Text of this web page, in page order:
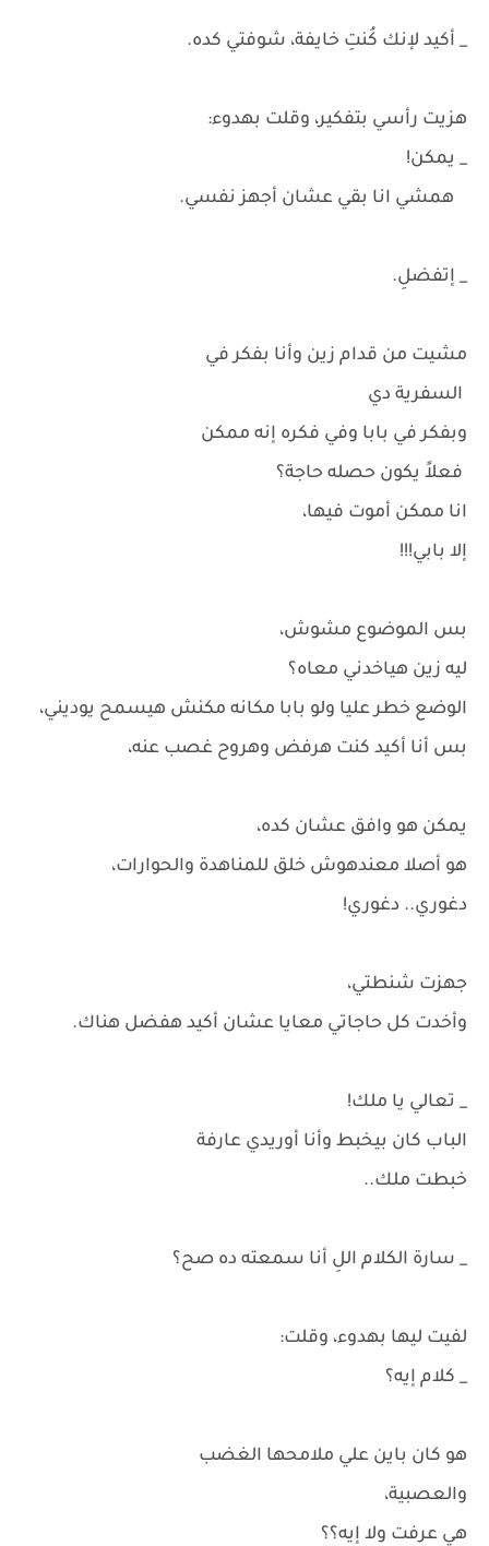
_ أكيد لإنك كُنتِ خايفة، شوفتي كده.
هزيت رأسي بتفكير، وقلت بهدوء:
_ يمكن!
همشي انا بقي عشان أجهز نفسي.
_ إتفضلِ.
مشيت من قدام زين وأنا بفكر في
السفرية دي
وبفكر في بابا وفي فكره إنه ممكن
فعلاً يكون حصله حاجة؟
انا ممكن أموت فيها،
إلا بابي!!!
بس الموضوع مشوش،
ليه زين هياخدني معاه؟
الوضع خطر عليا ولو بابا مكانه مكنش هيسمح يوديني،
بس أنا أكيد كنت هرفض وهروح غصب عنه،
يمكن هو وافق عشان كده،
هو أصلا معندهوش خلق للمناهدة والحوارات،
دغوري.. دغوري!
جهزت شنطتي،
وأخدت كل حاجاتي معايا عشان أكيد هفضل هناك.
_ تعالي يا ملك!
الباب كان بيخبط وأنا أوريدي عارفة
خبطت ملك..
_ سارة الكلام اللِ أنا سمعته ده صح؟
لفيت ليها بهدوء، وقلت:
_ كلام إيه؟
هو كان باين علي ملامحها الغضب
والعصبية،
هي عرفت ولا إيه؟؟